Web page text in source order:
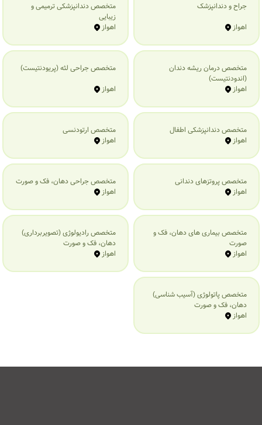
جراح و دندانپزشک
اهواز
متخصص دندانپزشکی ترمیمی و
زیبایی
اهواز
متخصص درمان ریشه دندان
(اندودنتیست)
اهواز
متخصص جراحی لثه (پریودنتیست)
اهواز
متخصص دندانپزشکی اطفال
اهواز
متخصص ارتودنسی
اهواز
متخصص پروتزهای دندانی
اهواز
متخصص جراحی دهان، فک و صورت
اهواز
متخصص بیماری‌ های دهان، فک و
صورت
اهواز
متخصص رادیولوژی (تصویربرداری)
دهان، فک و صورت
اهواز
متخصص پاتولوژی (آسیب شناسی)
دهان، فک و صورت
اهواز